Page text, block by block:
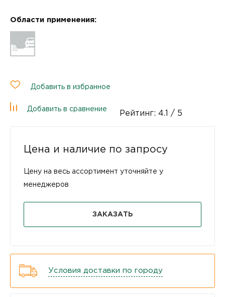
Области применения:
Добавить в избранное
Добавить в сравнение
Рейтинг: 4.1 / 5
Цена и наличие по запросу
Цену на весь ассортимент уточняйте у
менеджеров
ЗАКАЗАТЬ
Условия доставки по городу